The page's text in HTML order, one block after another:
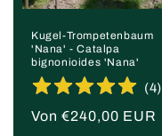
Kugel-Trompetenbaum
'Nana' - Catalpa
bignonioides 'Nana'
(4)
Normaler
Von €240,00 EUR